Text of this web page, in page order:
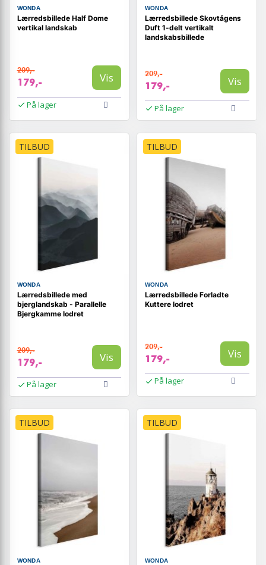
WONDA
Lærredsbillede Half Dome
vertikal landskab
209,-
179,- Vis
På lager
WONDA
Lærredsbillede Skovtågens
Duft 1-delt vertikalt
landskabsbillede
209,-
179,- Vis
På lager
TILBUD
WONDA
Lærredsbillede med
bjerglandskab - Parallelle
Bjergkamme lodret
209,-
179,- Vis
På lager
TILBUD
WONDA
Lærredsbillede Forladte
Kuttere lodret
209,-
179,- Vis
På lager
TILBUD
WONDA
TILBUD
WONDA